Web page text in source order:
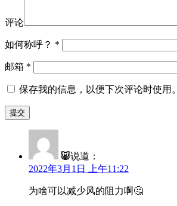
评论
如何称呼？ *
邮箱 *
保存我的信息，以便下次评论时使用。
🐷说道：
2022年3月1日 上午11:22
为啥可以减少风的阻力啊🤔